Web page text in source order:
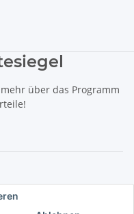
über das Programm